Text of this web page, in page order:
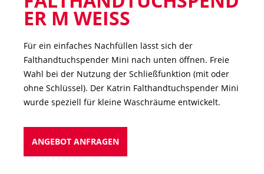
ER M WEISS
Für ein einfaches Nachfüllen lässt sich der
Falthandtuchspender Mini nach unten öffnen. Freie
Wahl bei der Nutzung der Schließfunktion (mit oder
ohne Schlüssel). Der Katrin Falthandtuchspender Mini
wurde speziell für kleine Waschräume entwickelt.
ANGEBOT ANFRAGEN